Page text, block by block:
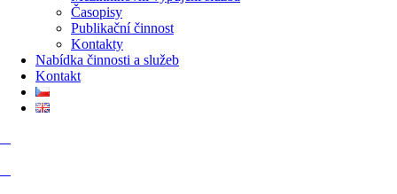
Časopisy
Publikační činnost
Kontakty
Nabídka činnosti a služeb
Kontakt